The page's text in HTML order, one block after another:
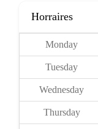
Horraires
Monday
Tuesday
Wednesday
Thursday